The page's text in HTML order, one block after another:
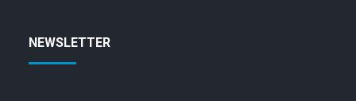
NEWSLETTER